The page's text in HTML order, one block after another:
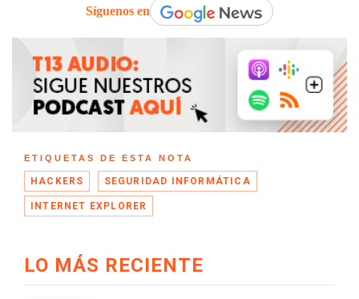
Síguenos en
ETIQUETAS DE ESTA NOTA
HACKERS SEGURIDAD INFORMÁTICA
INTERNET EXPLORER
LO MÁS RECIENTE